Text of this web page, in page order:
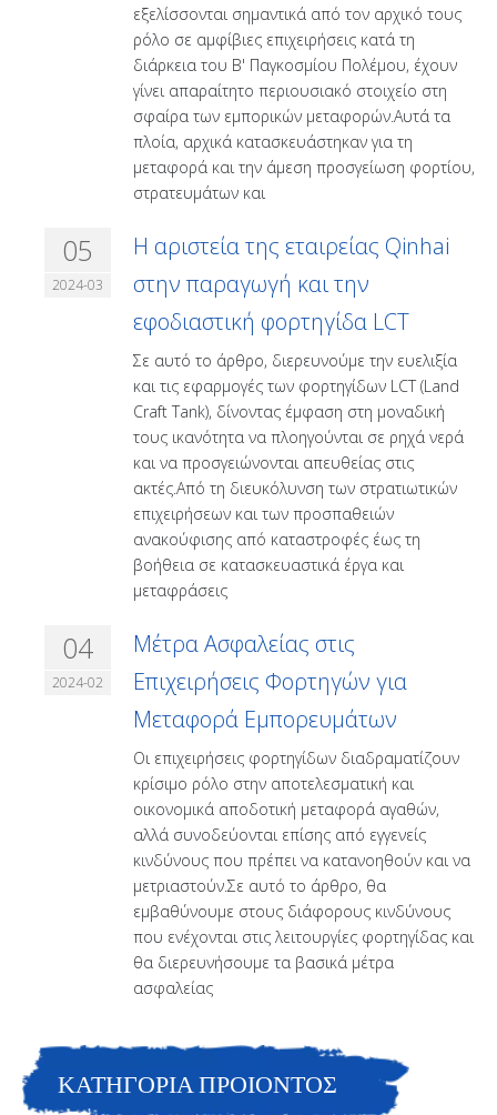
εξελίσσονται σημαντικά από τον αρχικό τους
ρόλο σε αμφίβιες επιχειρήσεις κατά τη
διάρκεια του Β' Παγκοσμίου Πολέμου, έχουν
γίνει απαραίτητο περιουσιακό στοιχείο στη
σφαίρα των εμπορικών μεταφορών.Αυτά τα
πλοία, αρχικά κατασκευάστηκαν για τη
μεταφορά και την άμεση προσγείωση φορτίου,
στρατευμάτων και
05
2024-03
Η αριστεία της εταιρείας Qinhai
στην παραγωγή και την
εφοδιαστική φορτηγίδα LCT
Σε αυτό το άρθρο, διερευνούμε την ευελιξία
και τις εφαρμογές των φορτηγίδων LCT (Land
Craft Tank), δίνοντας έμφαση στη μοναδική
τους ικανότητα να πλοηγούνται σε ρηχά νερά
και να προσγειώνονται απευθείας στις
ακτές.Από τη διευκόλυνση των στρατιωτικών
επιχειρήσεων και των προσπαθειών
ανακούφισης από καταστροφές έως τη
βοήθεια σε κατασκευαστικά έργα και
μεταφράσεις
04
2024-02
Μέτρα Ασφαλείας στις
Επιχειρήσεις Φορτηγών για
Μεταφορά Εμπορευμάτων
Οι επιχειρήσεις φορτηγίδων διαδραματίζουν
κρίσιμο ρόλο στην αποτελεσματική και
οικονομικά αποδοτική μεταφορά αγαθών,
αλλά συνοδεύονται επίσης από εγγενείς
κινδύνους που πρέπει να κατανοηθούν και να
μετριαστούν.Σε αυτό το άρθρο, θα
εμβαθύνουμε στους διάφορους κινδύνους
που ενέχονται στις λειτουργίες φορτηγίδας και
θα διερευνήσουμε τα βασικά μέτρα
ασφαλείας
ΚΑΤΗΓΟΡΙΑ ΠΡΟΙΟΝΤΟΣ